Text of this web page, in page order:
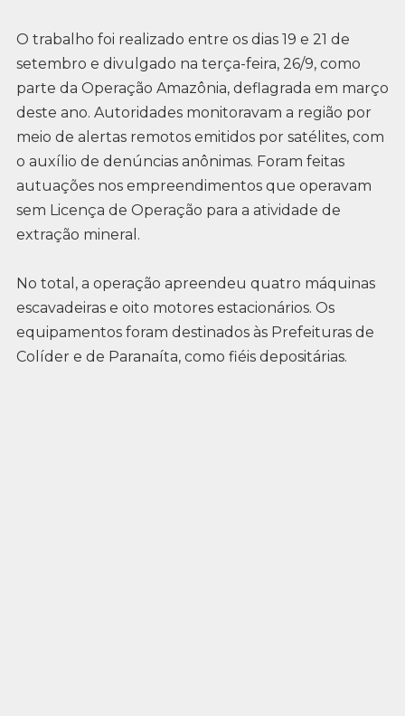
O trabalho foi realizado entre os dias 19 e 21 de
setembro e divulgado na terça-feira, 26/9, como
parte da Operação Amazônia, deflagrada em março
deste ano. Autoridades monitoravam a região por
meio de alertas remotos emitidos por satélites, com
o auxílio de denúncias anônimas. Foram feitas
autuações nos empreendimentos que operavam
sem Licença de Operação para a atividade de
extração mineral.
No total, a operação apreendeu quatro máquinas
escavadeiras e oito motores estacionários. Os
equipamentos foram destinados às Prefeituras de
Colíder e de Paranaíta, como fiéis depositárias.